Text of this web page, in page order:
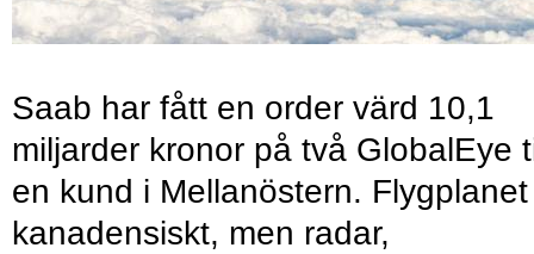
Saab har fått en order värd 10,1
miljarder kronor på två GlobalEye
en kund i Mellanöstern.
kanadensiskt, men radar,